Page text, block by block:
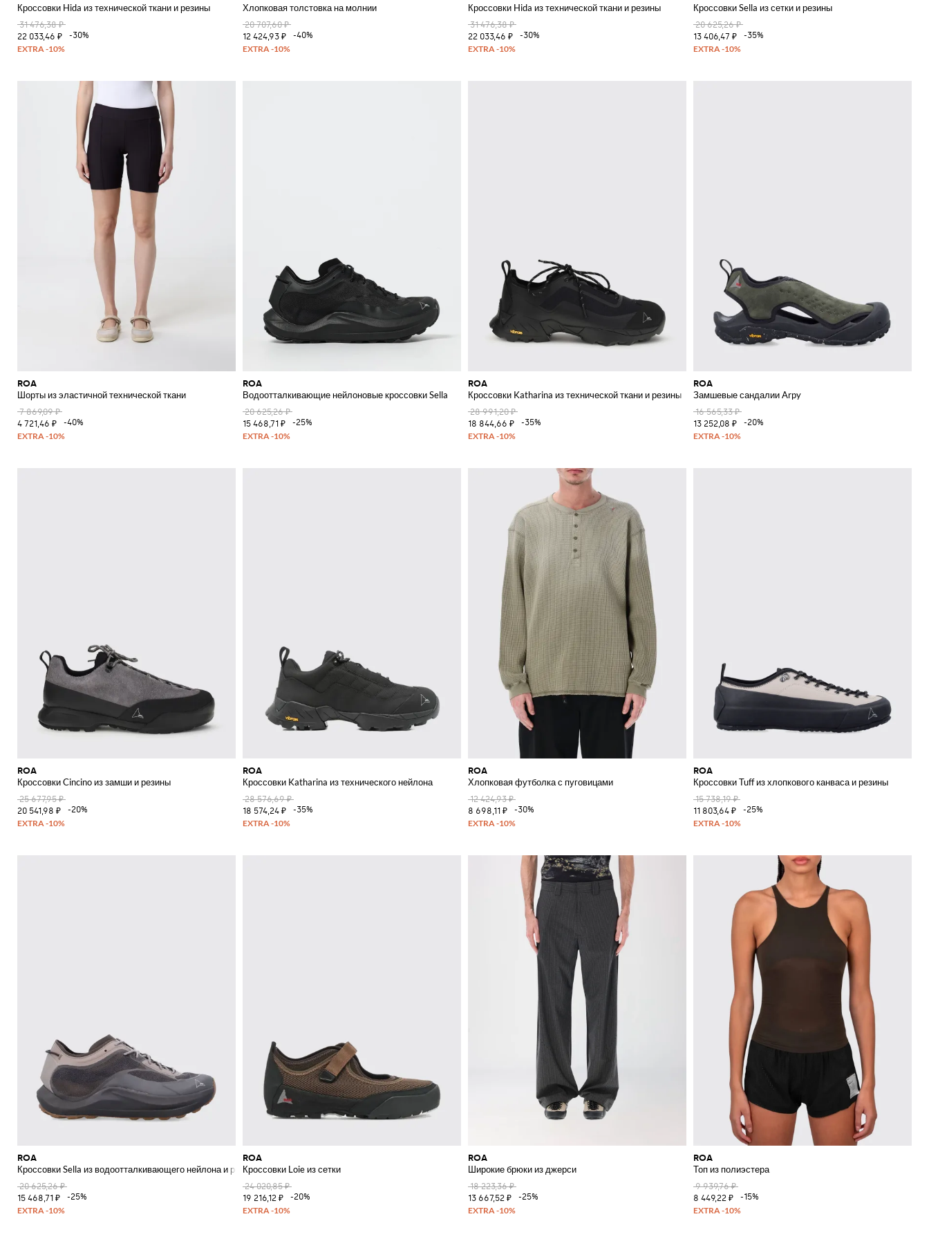
Кроссовки Hida из технической ткани и резины
31 476,38 ₽
22 033,46 ₽
-30%
Хлопковая толстовка на молнии
20 707,60 ₽
12 424,93 ₽
-40%
Кроссовки Hida из технической ткани и резины
31 476,38 ₽
22 033,46 ₽
-30%
Кроссовки Sella из сетки и резины
20 625,26 ₽
13 406,47 ₽
-35%
ROA
Шорты из эластичной технической ткани
7 869,09 ₽
4 721,46 ₽
-40%
ROA
Водоотталкивающие нейлоновые кроссовки Sella
20 625,26 ₽
15 468,71 ₽
-25%
ROA
Кроссовки Katharina из технической ткани и резины
28 991,20 ₽
18 844,66 ₽
-35%
ROA
Замшевые сандалии Arpy
16 565,33 ₽
13 252,08 ₽
-20%
ROA
Кроссовки Cincino из замши и резины
25 677,95 ₽
20 541,98 ₽
-20%
ROA
Кроссовки Katharina из технического нейлона
28 576,69 ₽
18 574,24 ₽
-35%
ROA
Хлопковая футболка с пуговицами
12 424,93 ₽
8 698,11 ₽
-30%
ROA
Кроссовки Tuff из хлопкового канваса и резины
15 738,19 ₽
11 803,64 ₽
-25%
ROA
Кроссовки Sella из водоотталкивающего нейлона и резины
20 625,26 ₽
15 468,71 ₽
-25%
ROA
Кроссовки Loie из сетки
24 020,85 ₽
19 216,12 ₽
-20%
ROA
Широкие брюки из джерси
18 223,36 ₽
13 667,52 ₽
-25%
ROA
Топ из полиэстера
9 939,76 ₽
8 449,22 ₽
-15%